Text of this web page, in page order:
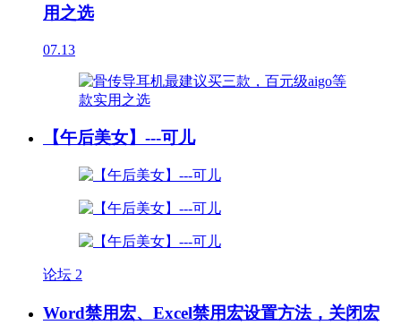
用之选
07.13
【午后美女】---可儿
论坛 2
Word禁用宏、Excel禁用宏设置方法，关闭宏